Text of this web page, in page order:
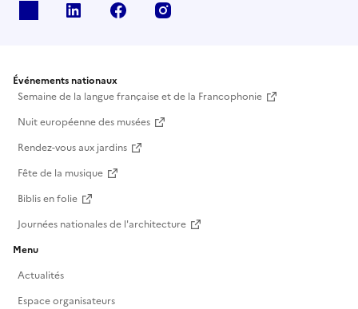
Linkedin Facebook
Événements nationaux
Semaine de la langue française et de la Francophonie
Nuit européenne des musées
Rendez-vous aux jardins
Fête de la musique
Biblis en folie
Journées nationales de l'architecture
Menu
Actualités
Espace organisateurs